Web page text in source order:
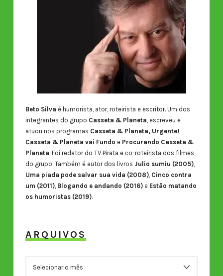
Beto Silva é humorista, ator, roteirista e escritor. Um dos
integrantes do grupo Casseta & Planeta , escreveu e
atuou nos programas Casseta & Planeta, Urgente!
Casseta & Planeta vai Fundo e Procurando Casseta &
Planeta. Foi redator do TV Pirata e co-roteirista dos filmes
do grupo. Também é autor dos livros Julio sumiu (2005),
Uma piada pode salvar sua vida (2008), Cinco contra
um (2011), Blogando e andando (2016)e Estão matando
os humoristas (2019).
ARQUIVOS